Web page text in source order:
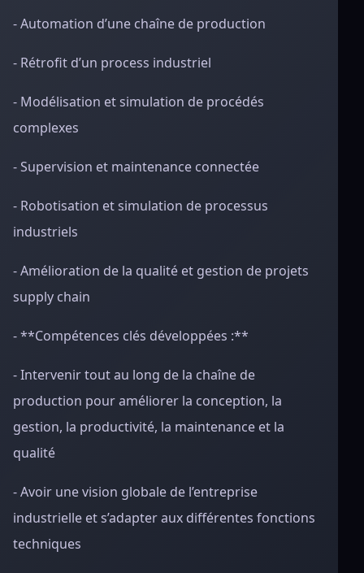
- Automation d’une chaîne de production
- Rétrofit d’un process industriel
- Modélisation et simulation de procédés
complexes
- Supervision et maintenance connectée
- Robotisation et simulation de processus
industriels
- Amélioration de la qualité et gestion de projets
supply chain
- **Compétences clés développées :**
- Intervenir tout au long de la chaîne de
production pour améliorer la conception, la
gestion, la productivité, la maintenance et la
qualité
- Avoir une vision globale de l’entreprise
industrielle et s’adapter aux différentes fonctions
techniques